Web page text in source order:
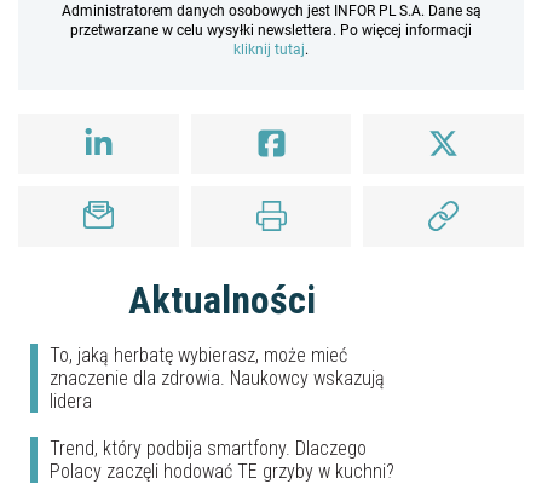
Administratorem danych osobowych jest INFOR PL S.A. Dane są
przetwarzane w celu wysyłki newslettera. Po więcej informacji
kliknij tutaj.
Aktualności
To, jaką herbatę wybierasz, może mieć
znaczenie dla zdrowia. Naukowcy wskazują
lidera
Trend, który podbija smartfony. Dlaczego
Polacy zaczęli hodować TE grzyby w kuchni?